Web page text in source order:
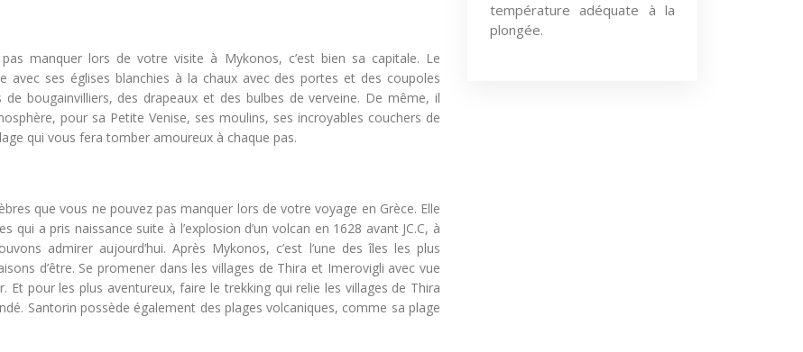
manquer lors de votre visite à Mykonos, c’est bien sa capitale. Le
avec ses églises blanchies à la chaux avec des portes et des coupoles
bougainvilliers, des drapeaux et des bulbes de verveine. De même, il
pour sa Petite Venise, ses moulins, ses incroyables couchers de
qui vous fera tomber amoureux à chaque pas.
que vous ne pouvez pas manquer lors de votre voyage en Grèce. Elle
qui a pris naissance suite à l’explosion d’un volcan en 1628 avant JC.C, à
admirer aujourd’hui. Après Mykonos, c’est l’une des îles les plus
d’être. Se promener dans les villages de Thira et Imerovigli avec vue
Et pour les plus aventureux, faire le trekking qui relie les villages de Thira
Santorin possède également des plages volcaniques, comme sa plage
température adéquate à la
plongée.